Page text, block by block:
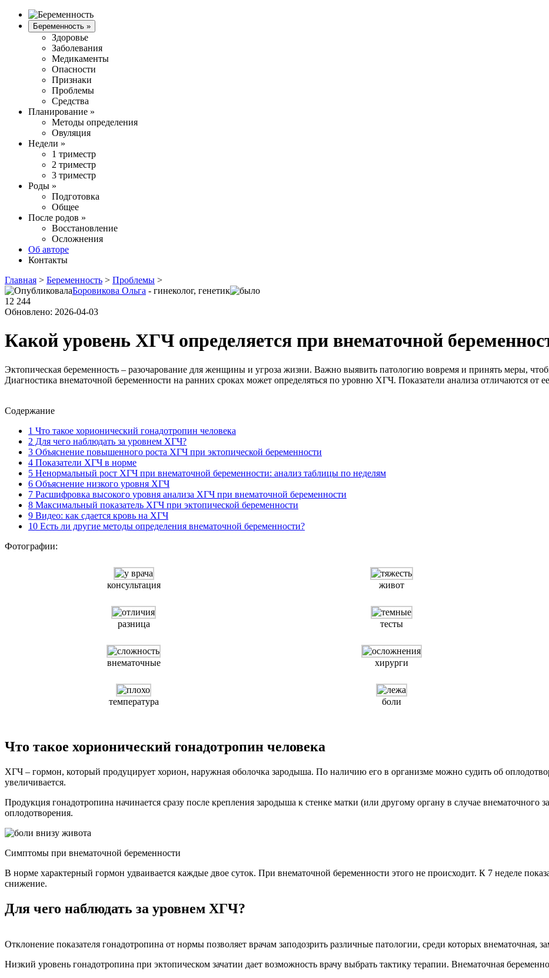
Беременность »
Здоровье
Заболевания
Медикаменты
Опасности
Признаки
Проблемы
Средства
Планирование »
Методы определения
Овуляция
Недели »
1 триместр
2 триместр
3 триместр
Роды »
Подготовка
Общее
После родов »
Восстановление
Осложнения
Об авторе
Контакты
Главная > Беременность > Проблемы >
Боровикова Ольга - гинеколог, генетик
12 244
Обновлено: 2026-04-03
Какой уровень ХГЧ определяется при внематочной
Эктопическая беременность – разочарование для женщины и угроза жизни. Важно выявить патологию вовремя и принять меры,
Диагностика внематочной беременности на ранних сроках может определяться по уровню ХГЧ. Показатели анализа отличаются от
Содержание
1 Что такое хорионический гонадотропин человека
2 Для чего наблюдать за уровнем ХГЧ?
3 Объяснение повышенного роста ХГЧ при эктопической беременности
4 Показатели ХГЧ в норме
5 Ненормальный рост ХГЧ при внематочной беременности: анализ таблицы по неделям
6 Объяснение низкого уровня ХГЧ
7 Расшифровка высокого уровня анализа ХГЧ при внематочной беременности
8 Максимальный показатель ХГЧ при эктопической беременности
9 Видео: как сдается кровь на ХГЧ
10 Есть ли другие методы определения внематочной беременности?
Фотографии:
консультация живот
разница тесты
внематочные хирурги
температура боли
Что такое хорионический гонадотропин человека
ХГЧ – гормон, который продуцирует хорион, наружная оболочка зародыша. По наличию его в организме можно судить об
увеличивается.
Продукция гонадотропина начинается сразу после крепления зародыша к стенке матки (или другому органу в случае внематочного
оплодотворения.
Симптомы при внематочной беременности
В норме характерный гормон удваивается каждые двое суток. При внематочной беременности этого не происходит. К 7 неделе
снижение.
Для чего наблюдать за уровнем ХГЧ?
Отклонение показателя гонадотропина от нормы позволяет врачам заподозрить различные патологии, среди которых внематочная,
Низкий уровень гонадотропина при эктопическом зачатии дает возможность врачу выбрать тактику терапии. Внематочная